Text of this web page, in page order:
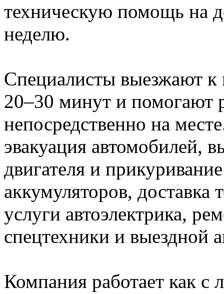
техническую помощь на
неделю.
Специалисты выезжают к
20–30 минут и помогают
непосредственно на
эвакуация автомобилей,
двигателя и
аккумуляторов, доставка
услуги автоэлектрика,
спецтехники и выездной
Компания работает как с